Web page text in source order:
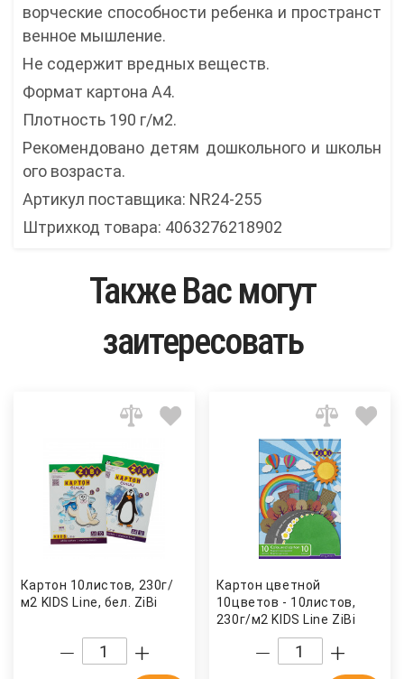
ворческие способности ребенка и пространст
венное мышление.
Не содержит вредных веществ.
Формат картона А4.
Плотность 190 г/м2.
Рекомендовано детям дошкольного и школьн
ого возраста.
Артикул поставщика: NR24-255
Штрихкод товара: 4063276218902
Также Вас могут
заитересовать
Картон 10листов, 230г/
м2 KIDS Line, бел. ZiBi
Картон цветной
10цветов - 10листов,
230г/м2 KIDS Line ZiBi